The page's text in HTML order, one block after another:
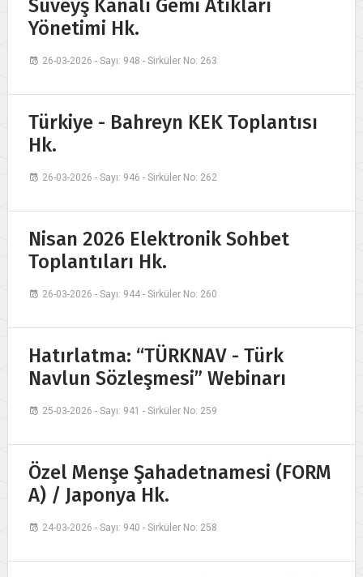
Süveyş Kanalı Gemi Atıkları
Yönetimi Hk.
26-03-2026 - Sayı: 948 - Sirküler No: 263
Türkiye - Bahreyn KEK Toplantısı
Hk.
26-03-2026 - Sayı: 946 - Sirküler No: 262
Nisan 2026 Elektronik Sohbet
Toplantıları Hk.
26-03-2026 - Sayı: 944 - Sirküler No: 260
Hatırlatma: “TÜRKNAV - Türk
Navlun Sözleşmesi” Webinarı
25-03-2026 - Sayı: 941 - Sirküler No: 259
Özel Menşe Şahadetnamesi (FORM
A) / Japonya Hk.
24-03-2026 - Sayı: 940 - Sirküler No: 258